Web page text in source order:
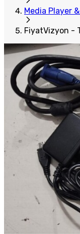
Media Player
FiyatVizyon -